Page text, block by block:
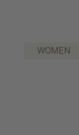
WOMEN